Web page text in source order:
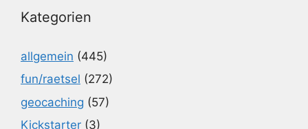
Kategorien
allgemein (445)
fun/raetsel (272)
geocaching (57)
Kickstarter (3)